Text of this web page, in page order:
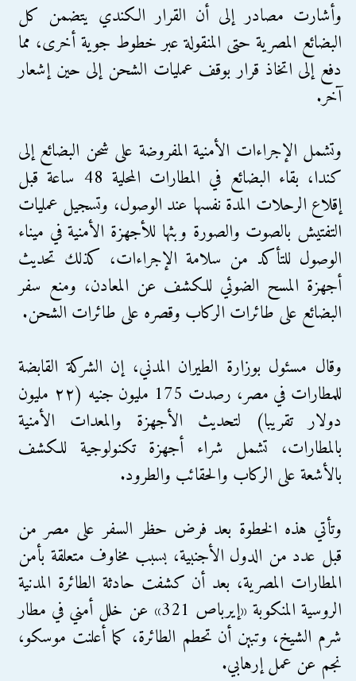
وأشارت مصادر إلى أن القرار الكندي يتضمن كل
البضائع المصرية حتى المنقولة عبر خطوط جوية أخرى، مما
دفع إلى اتخاذ قرار بوقف عمليات الشحن إلى حين إشعار
آخر.
وتشمل الإجراءات الأمنية المفروضة على شحن البضائع إلى
كندا، بقاء البضائع في المطارات المحلية 48 ساعة قبل
إقلاع الرحلات المدة نفسها عند الوصول، وتسجيل عمليات
التفتيش بالصوت والصورة وبثها للأجهزة الأمنية في ميناء
الوصول للتأكد من سلامة الإجراءات، كذلك تحديث
أجهزة المسح الضوئي للكشف عن المعادن، ومنع سفر
البضائع على طائرات الركاب وقصره على طائرات الشحن.
وقال مسئول بوزارة الطيران المدني، إن الشركة القابضة
للمطارات في مصر، رصدت 175 مليون جنيه (٢٢ مليون
دولار تقريبا) لتحديث الأجهزة والمعدات الأمنية
بالمطارات، تشمل شراء أجهزة تكنولوجية للكشف
بالأشعة على الركاب والحقائب والطرود.
وتأتي هذه الخطوة بعد فرض حظر السفر على مصر من
قبل عدد من الدول الأجنبية، بسبب مخاوف متعلقة بأمن
المطارات المصرية، بعد أن كشفت حادثة الطائرة المدنية
الروسية المنكوبة «إيرباص 321» عن خلل أمني في مطار
شرم الشيخ، وتبين أن تحطم الطائرة، كما أعلنت موسكو،
نجم عن عمل إرهابي.